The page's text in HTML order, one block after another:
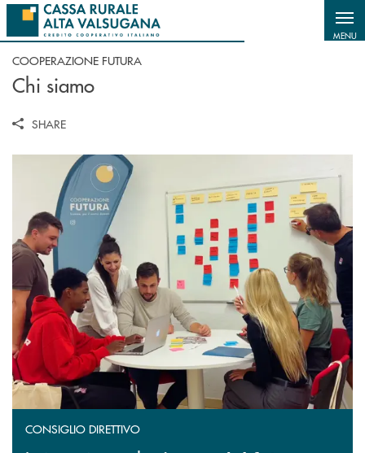
Salta al contenuto principale
MENU
COOPERAZIONE FUTURA
Chi siamo
SHARE
CONSIGLIO DIRETTIVO